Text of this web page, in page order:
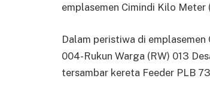
emplasemen Cimindi Kilo Meter
Dalam peristiwa di
004-Rukun Warga (RW) 013
tersambar kereta Feeder PLB